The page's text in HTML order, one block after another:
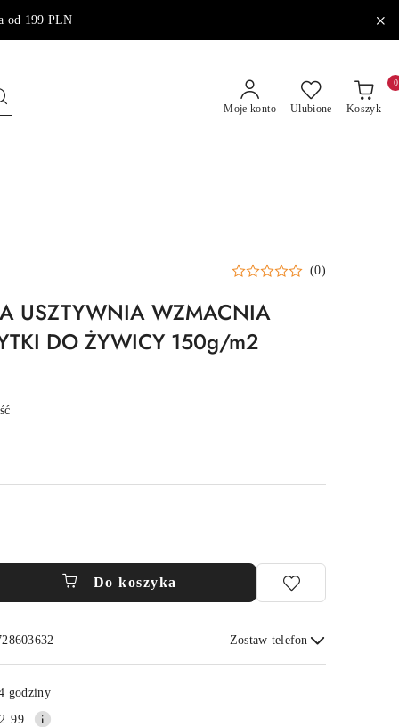
199 PLN
Moje konto Ulubione Koszyk
0
(0)
USZTYWNIA WZMACNIA
DO ŻYWICY 150g/m2
Do koszyka
Zostaw telefon
Wyślij
godziny